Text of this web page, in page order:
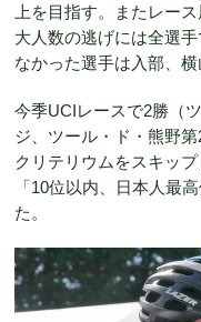
上を目指す。またレー
大人数の逃げには全選
なかった選手は入部、
今季UCIレースで2勝（
ジ、ツール・ド・熊野
クリテリウムをスキッ
「10位以内、日本人最
た。